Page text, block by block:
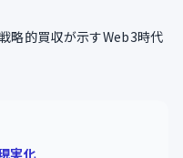
略的買収が示すWeb3時代
実化